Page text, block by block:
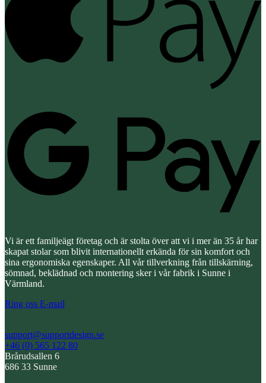
Vi är ett familjeägt företag och är stolta över att vi i mer än 35 år har
skapat stolar som blivit internationellt erkända för sin komfort och
sina ergonomiska egenskaper. All vår tillverkning från tillskärning,
sömnad, beklädnad och montering sker i vår fabrik i Sunne i
Värmland.
Ring oss E-mail
support@supportdesign.se
+46 (0) 565 122 80
Brårudsallen 6
686 33 Sunne